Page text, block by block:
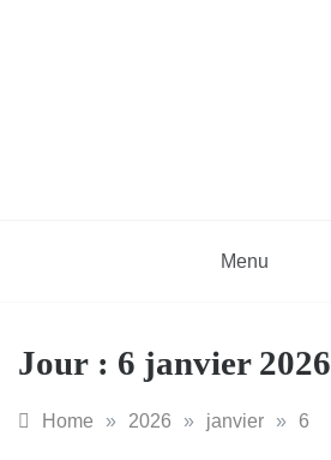
Menu
Jour : 6 janvier 2026
Home » 2026 » janvier » 6